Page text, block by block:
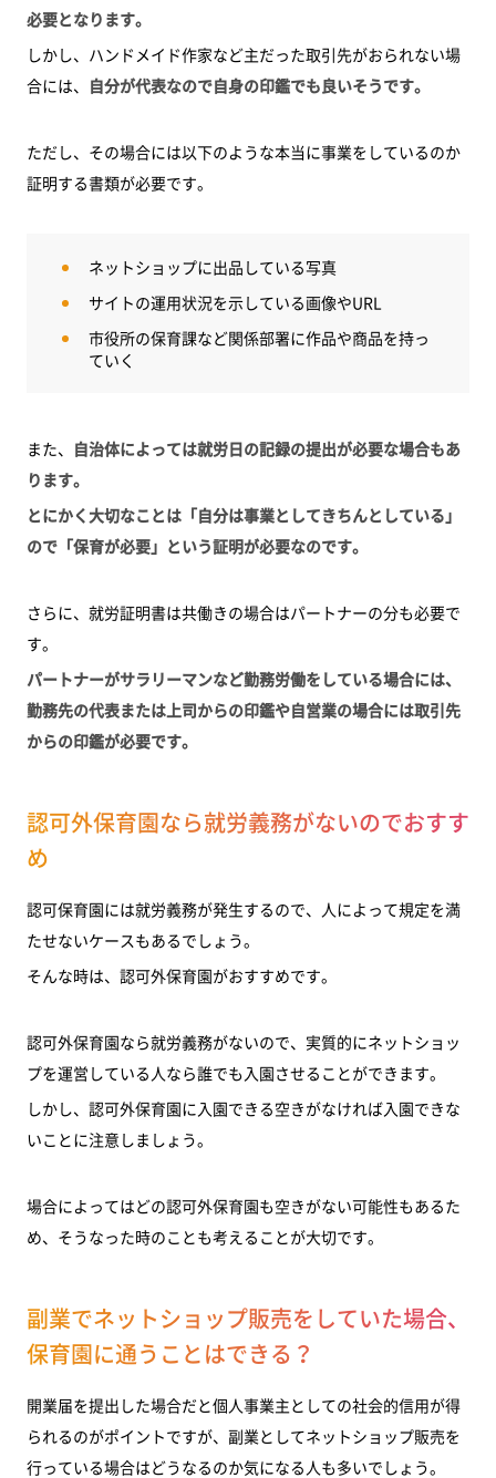
必要となります。
しかし、ハンドメイド作家など主だった取引先がおられない場
合には、 自分が代表なので自身の印鑑でも良いそうです。
ただし、その場合には以下のような本当に事業をしているのか
証明する書類が必要です。
ネットショップに出品している写真
サイトの運用状況を示している画像やURL
市役所の保育課など関係部署に作品や商品を持っ
ていく
また、 自治体によっては就労日の記録の提出が必要な場合もあ
ります。
とにかく大切なことは「自分は事業としてきちんとしている」
ので「保育が必要」という証明が必要なのです。
さらに、就労証明書は共働きの場合はパートナーの分も必要で
す。
パートナーがサラリーマンなど勤務労働をしている場合には、
勤務先の代表または上司からの印鑑や自営業の場合には取引先
からの印鑑が必要です。
認可外保育園なら就労義務がないのでおすす
め
認可保育園には就労義務が発生するので、人によって規定を満
たせないケースもあるでしょう。
そんな時は、認可外保育園がおすすめです。
認可外保育園なら就労義務がないので、実質的にネットショッ
プを運営している人なら誰でも入園させることができます。
しかし、認可外保育園に入園できる空きがなければ入園できな
いことに注意しましょう。
場合によってはどの認可外保育園も空きがない可能性もあるた
め、そうなった時のことも考えることが大切です。
副業でネットショップ販売をしていた場合、
保育園に通うことはできる？
開業届を提出した場合だと個人事業主としての社会的信用が得
られるのがポイントですが、副業としてネットショップ販売を
行っている場合はどうなるのか気になる人も多いでしょう。